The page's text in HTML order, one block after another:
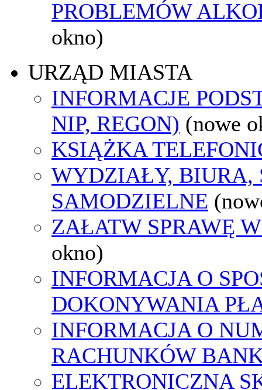
PROBLEMÓW
okno)
URZĄD MIASTA
INFORMACJE
NIP, REGON) (nowe
KSIĄŻKA
WYDZIAŁY, BIURA,
SAMODZIELNE
ZAŁATW SPRAWĘ
okno)
INFORMACJA O
DOKONYWANIA
INFORMACJA O
RACHUNKÓW
ELEKTRONICZNA